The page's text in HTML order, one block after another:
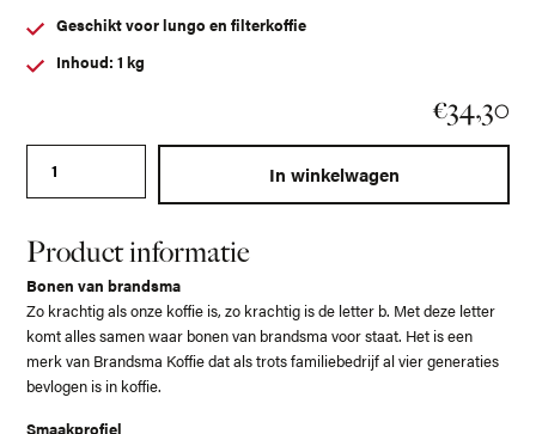
Geschikt voor lungo en filterkoffie
Inhoud: 1 kg
€34,30
In winkelwagen
Product informatie
Bonen van brandsma
Zo krachtig als onze koffie is, zo krachtig is de letter b. Met deze letter
komt alles samen waar bonen van brandsma voor staat. Het is een
merk van Brandsma Koffie dat als trots familiebedrijf al vier generaties
bevlogen is in koffie.
Smaakprofiel